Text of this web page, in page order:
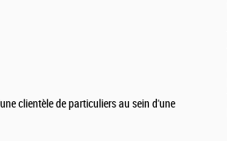
clientèle de particuliers au sein d'une